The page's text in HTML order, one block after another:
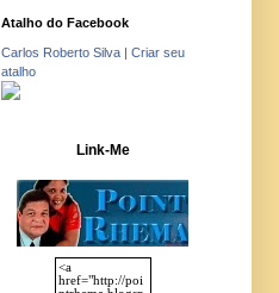
Atalho do Facebook
Carlos Roberto Silva | Criar seu
atalho
Link-Me